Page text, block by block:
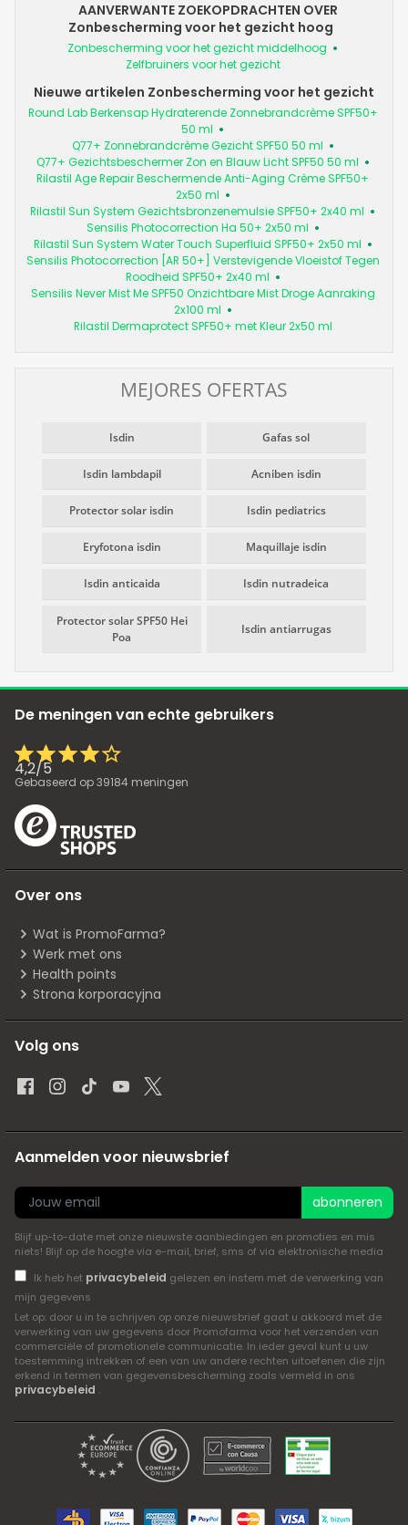
AANVERWANTE ZOEKOPDRACHTEN OVER
Zonbescherming voor het gezicht hoog
Zonbescherming voor het gezicht middelhoog
Zelfbruiners voor het gezicht
Nieuwe artikelen Zonbescherming voor het gezicht
Round Lab Berkensap Hydraterende Zonnebrandcrème SPF50+
50 ml
Q77+ Zonnebrandcrème Gezicht SPF50 50 ml
Q77+ Gezichtsbeschermer Zon en Blauw Licht SPF50 50 ml
Rilastil Age Repair Beschermende Anti-Aging Crème SPF50+
2x50 ml
Rilastil Sun System Gezichtsbronzenemulsie SPF50+ 2x40 ml
Sensilis Photocorrection Ha 50+ 2x50 ml
Rilastil Sun System Water Touch Superfluid SPF50+ 2x50 ml
Sensilis Photocorrection [AR 50+] Verstevigende Vloeistof Tegen
Roodheid SPF50+ 2x40 ml
Sensilis Never Mist Me SPF50 Onzichtbare Mist Droge Aanraking
2x100 ml
Rilastil Dermaprotect SPF50+ met Kleur 2x50 ml
MEJORES OFERTAS
Isdin Gafas sol
Isdin lambdapil Acniben isdin
Protector solar isdin Isdin pediatrics
Eryfotona isdin Maquillaje isdin
Isdin anticaida Isdin nutradeica
Protector solar SPF50 Hei
Poa
Isdin antiarrugas
De meningen van echte gebruikers
4,2/5
Gebaseerd op39184 meningen
Over ons
Wat is PromoFarma?
Werk met ons
Health points
Strona korporacyjna
Volg ons
Aanmelden voor nieuwsbrief
abonneren
Blijf up-to-date met onze nieuwste aanbiedingen en promoties en mis
niets! Blijf op de hoogte via e-mail, brief, sms of via elektronische media
Ik heb het privacybeleid gelezen en instem met de verwerking van
mijn gegevens
Let op: door u in te schrijven op onze nieuwsbrief gaat u akkoord met de
verwerking van uw gegevens door Promofarma voor het verzenden van
commerciële of promotionele communicatie. In ieder geval kunt u uw
toestemming intrekken of een van uw andere rechten uitoefenen die zijn
erkend in termen van gegevensbescherming zoals vermeld in ons
privacybeleid .